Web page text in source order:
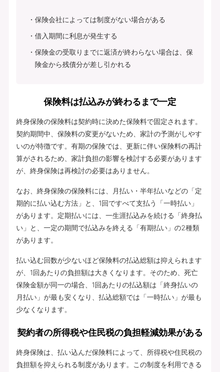
保険会社によっては制度がない場合がある
借入期間に利息が発生する
保険金の受取りまでに返済が終わらない場合は、保
険金から残債分が差し引かれる
保険料は払込みが終わるまで一定
終身保険の保険料は契約時に決めた保険料で固定されます。
契約期間中、保険料の変更がないため、家計の予測がしやす
いのが特徴です。有期の保険では、更新に伴い保険料の再計
算がされるため、家計負担の影響を検討する必要があります
が、終身保険は再検討の必要はありません。
なお、終身保険の保険料には、月払い・半年払いなどの「定
期的に払い込む方法」と、1回ですべて支払う「一時払い」
があります。定期払いには、一生涯払込みを続ける「終身払
い」と、一定の期間で払込みを終える「有期払い」の2種類
があります。
払い込む回数が少ないほど保険料の払込総額は抑えられます
が、1回あたりの負担額は大きくなります。そのため、死亡
保険金額が同一の場合、1回あたりの払込額は「終身払いの
月払い」が最も安くなり、払込総額では「一時払い」が最も
少なくなります。
契約者の所得税や住民税の負担軽減効果がある
終身保険は、払い込んだ保険料によって、所得税や住民税の
負担額を抑えられる制度があります。この制度を利用できる